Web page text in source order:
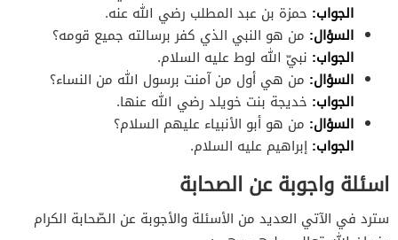
الجواب: حمزة بن عبد المطلب رضي الله عنه.
السؤال: من هو النبي الذي كفر برسالته جميع قومه؟
الجواب: نبيّ الله لوط عليه السلام.
السؤال: من هي أول من آمنت برسول الله من النساء؟
الجواب: خديجة بنت خويلد رضي الله عنها.
السؤال: من هو أبو الأنبياء عليهم السلام؟
الجواب: إبراهيم عليه السلام.
اسئلة واجوبة عن الصحابة
سترد في الآتي العديد من الأسئلة والأجوبة عن الصّحابة الكرام